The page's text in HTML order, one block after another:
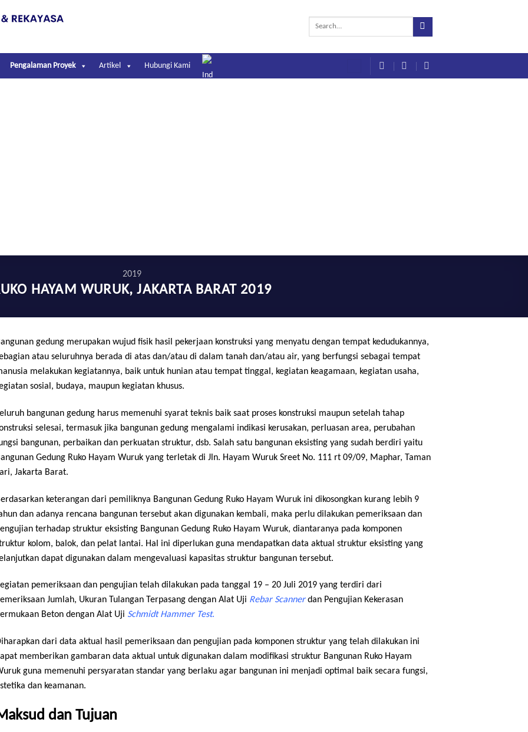
Pengalaman Proyek Artikel Hubungi Kami
2019
HAYAM WURUK, JAKARTA BARAT 2019
gedung merupakan wujud fisik hasil pekerjaan konstruksi yang menyatu dengan tempat kedudukannya,
atau seluruhnya berada di atas dan/atau di dalam tanah dan/atau air, yang berfungsi sebagai tempat
melakukan kegiatannya, baik untuk hunian atau tempat tinggal, kegiatan keagamaan, kegiatan usaha,
sosial, budaya, maupun kegiatan khusus.
bangunan gedung harus memenuhi syarat teknis baik saat proses konstruksi maupun setelah tahap
selesai, termasuk jika bangunan gedung mengalami indikasi kerusakan, perluasan area, perubahan
bangunan, perbaikan dan perkuatan struktur, dsb. Salah satu bangunan eksisting yang sudah berdiri yaitu
Gedung Ruko Hayam Wuruk yang terletak di Jln. Hayam Wuruk Sreet No. 111 rt 09/09, Maphar, Taman
Jakarta Barat.
keterangan dari pemiliknya Bangunan Gedung Ruko Hayam Wuruk ini dikosongkan kurang lebih 9
dan adanya rencana bangunan tersebut akan digunakan kembali, maka perlu dilakukan pemeriksaan dan
terhadap struktur eksisting Bangunan Gedung Ruko Hayam Wuruk, diantaranya pada komponen
kolom, balok, dan pelat lantai. Hal ini diperlukan guna mendapatkan data aktual struktur eksisting yang
dapat digunakan dalam mengevaluasi kapasitas struktur bangunan tersebut.
pemeriksaan dan pengujian telah dilakukan pada tanggal 19 – 20 Juli 2019 yang terdiri dari
Jumlah, Ukuran Tulangan Terpasang dengan Alat Uji Rebar Scannerdan Pengujian Kekerasan
Beton dengan Alat Uji Schmidt Hammer Test.
dari data aktual hasil pemeriksaan dan pengujian pada komponen struktur yang telah dilakukan ini
memberikan gambaran data aktual untuk digunakan dalam modifikasi struktur Bangunan Ruko Hayam
guna memenuhi persyaratan standar yang berlaku agar bangunan ini menjadi optimal baik secara fungsi,
dan keamanan.
dan Tujuan